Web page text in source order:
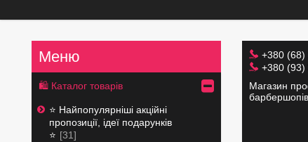
+380 (68)
+380 (93)
Магазин
🛍 Каталог товарів
⭐️ Найпопулярніші акційні
пропозиції, ідеї подарунків
⭐️
31